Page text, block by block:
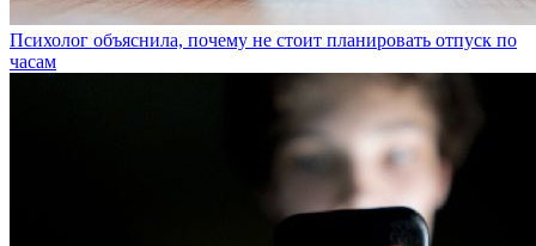
Психолог объяснила, почему не стоит планировать отпуск по
часам